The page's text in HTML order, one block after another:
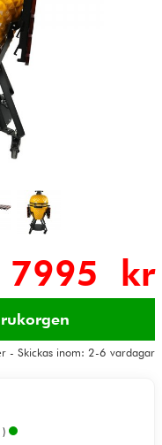
7995 kr
- Skickas inom: 2-6 vardagar